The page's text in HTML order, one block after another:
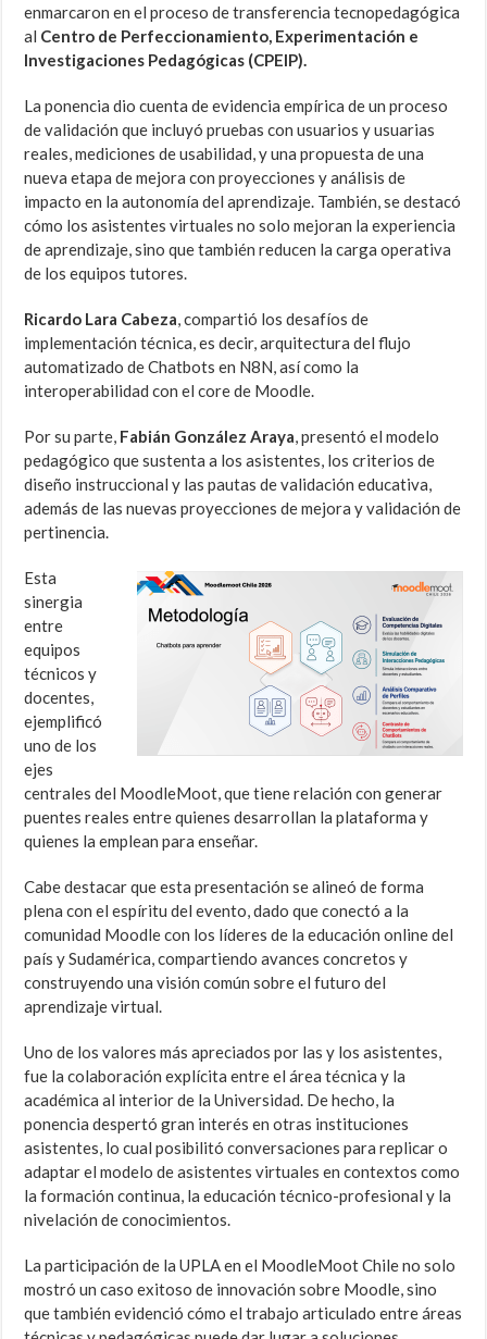
enmarcaron en el proceso de transferencia tecnopedagógica
al Centro de Perfeccionamiento, Experimentación e
Investigaciones Pedagógicas (CPEIP).
La ponencia dio cuenta de evidencia empírica de un proceso
de validación que incluyó pruebas con usuarios y usuarias
reales, mediciones de usabilidad, y una propuesta de una
nueva etapa de mejora con proyecciones y análisis de
impacto en la autonomía del aprendizaje. También, se destacó
cómo los asistentes virtuales no solo mejoran la experiencia
de aprendizaje, sino que también reducen la carga operativa
de los equipos tutores.
Ricardo Lara Cabeza, compartió los desafíos de
implementación técnica, es decir, arquitectura del flujo
automatizado de Chatbots en N8N, así como la
interoperabilidad con el core de Moodle.
Por su parte, Fabián González Araya, presentó el modelo
pedagógico que sustenta a los asistentes, los criterios de
diseño instruccional y las pautas de validación educativa,
además de las nuevas proyecciones de mejora y validación de
pertinencia.
Esta
sinergia
entre
equipos
técnicos y
docentes,
ejemplificó
uno de los
ejes
centrales del MoodleMoot, que tiene relación con generar
puentes reales entre quienes desarrollan la plataforma y
quienes la emplean para enseñar.
Cabe destacar que esta presentación se alineó de forma
plena con el espíritu del evento, dado que conectó a la
comunidad Moodle con los líderes de la educación online del
país y Sudamérica, compartiendo avances concretos y
construyendo una visión común sobre el futuro del
aprendizaje virtual.
Uno de los valores más apreciados por las y los asistentes,
fue la colaboración explícita entre el área técnica y la
académica al interior de la Universidad. De hecho, la
ponencia despertó gran interés en otras instituciones
asistentes, lo cual posibilitó conversaciones para replicar o
adaptar el modelo de asistentes virtuales en contextos como
la formación continua, la educación técnico-profesional y la
nivelación de conocimientos.
La participación de la UPLA en el MoodleMoot Chile no solo
mostró un caso exitoso de innovación sobre Moodle, sino
que también evidenció cómo el trabajo articulado entre áreas